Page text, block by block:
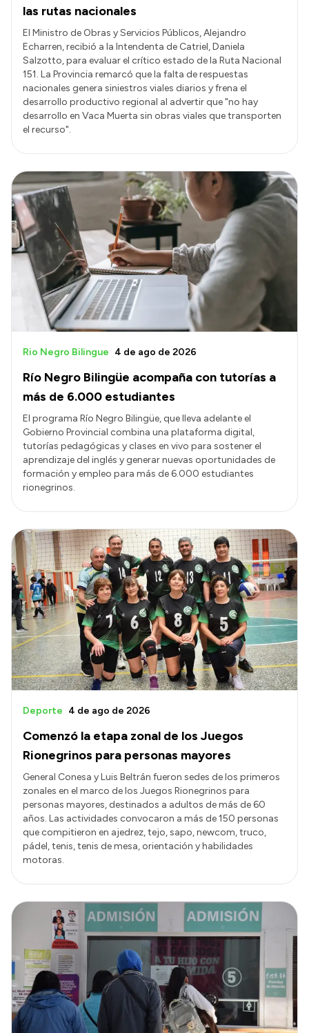
las rutas nacionales
El Ministro de Obras y Servicios Públicos, Alejandro
Echarren, recibió a la Intendenta de Catriel, Daniela
Salzotto, para evaluar el crítico estado de la Ruta Nacional
151. La Provincia remarcó que la falta de respuestas
nacionales genera siniestros viales diarios y frena el
desarrollo productivo regional al advertir que "no hay
desarrollo en Vaca Muerta sin obras viales que transporten
el recurso".
Río Negro Bilingüe acompaña con tutorías a
más de 6.000 estudiantes
Rio Negro Bilingue 4 de ago de 2026
El programa Río Negro Bilingüe, que lleva adelante el
Gobierno Provincial combina una plataforma digital,
tutorías pedagógicas y clases en vivo para sostener el
aprendizaje del inglés y generar nuevas oportunidades de
formación y empleo para más de 6.000 estudiantes
rionegrinos.
Comenzó la etapa zonal de los Juegos
Rionegrinos para personas mayores
Deporte 4 de ago de 2026
General Conesa y Luis Beltrán fueron sedes de los primeros
zonales en el marco de los Juegos Rionegrinos para
personas mayores, destinados a adultos de más de 60
años. Las actividades convocaron a más de 150 personas
que compitieron en ajedrez, tejo, sapo, newcom, truco,
pádel, tenis, tenis de mesa, orientación y habilidades
motoras.